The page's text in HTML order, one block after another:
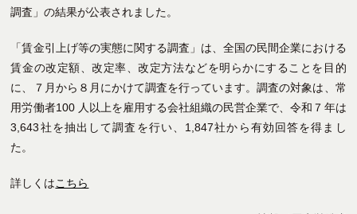
調査」の結果が公表されました。
「賃金引上げ等の実態に関する調査」は、全国の民間企業における
賃金の改定額、改定率、改定方法などを明らかにすることを目的
に、７月から８月にかけて調査を行っています。調査の対象は、常
用労働者100 人以上を雇用する会社組織の民営企業で、令和７年は
3,643社を抽出して調査を行い、1,847社から有効回答を得まし
た。
詳しくはこちら